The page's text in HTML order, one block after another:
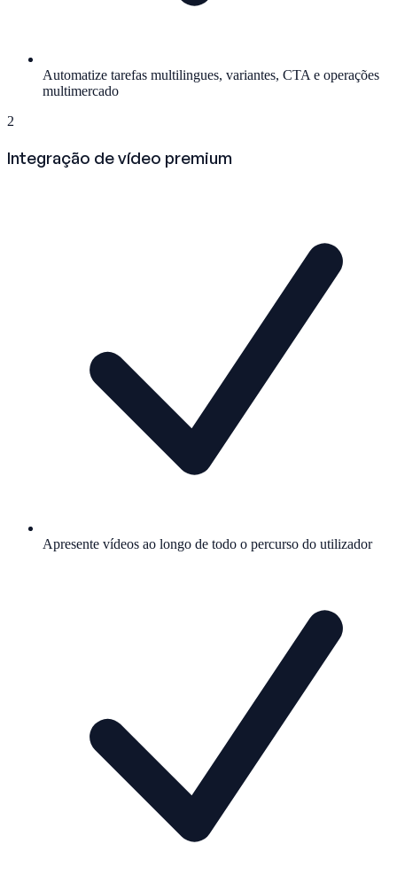
Automatize tarefas multilingues, variantes, CTA e operações
multimercado
2
Integração de vídeo premium
Apresente vídeos ao longo de todo o percurso do utilizador